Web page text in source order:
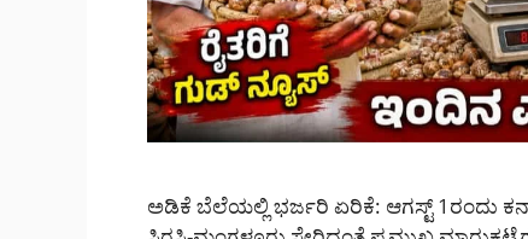
ಅಡಿಕೆ ಬೆಲೆಯಲ್ಲಿ ಭರ್ಜರಿ ಏರಿಕೆ: ಆಗಸ್ಟ್ 1ರಂದು